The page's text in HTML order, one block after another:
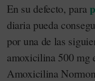
En su defecto, para
diaria pueda
por una de las
amoxicilina 500 mg
Amoxicilina